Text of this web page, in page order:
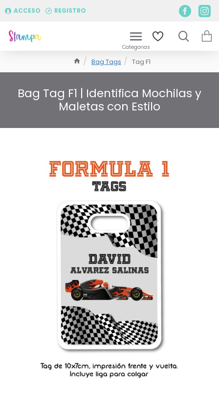
ACCESO REGISTRO
Bag Tags Tag F1
Bag Tag F1 | Identifica Mochilas y
Maletas con Estilo